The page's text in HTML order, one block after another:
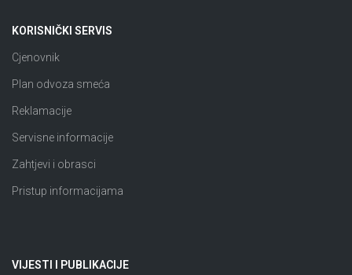
KORISNIČKI SERVIS
Cjenovnik
Plan odvoza smeća
Reklamacije
Servisne informacije
Zahtjevi i obrasci
Pristup informacijama
VIJESTI I PUBLIKACIJE